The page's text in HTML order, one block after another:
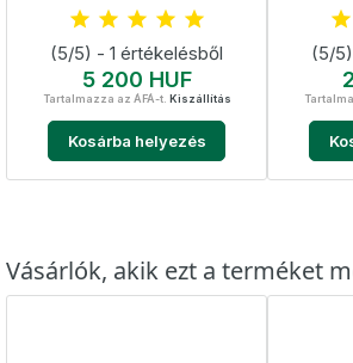
körömápoláshoz
(5/5) - 1 értékelésből
Ár
5 200 HUF
Tartalmazza az ÁFÁ-t. Kiszállítás
Kosárba helyezés
(5/
Vásárlók, akik ezt a terméket